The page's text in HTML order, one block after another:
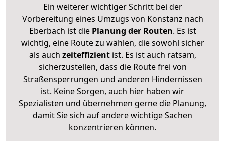
Ein weiterer wichtiger Schritt bei der
Vorbereitung eines Umzugs von Konstanz nach
Eberbach ist diePlanung der Routen. Es ist
wichtig, eine Route zu wählen, die sowohl sicher
als auch zeiteffizientist. Es ist auch ratsam,
sicherzustellen, dass die Route frei von
Straßensperrungen und anderen Hindernissen
ist. Keine Sorgen, auch hier haben wir
Spezialisten und übernehmen gerne die Planung,
damit Sie sich auf andere wichtige Sachen
konzentrieren können.